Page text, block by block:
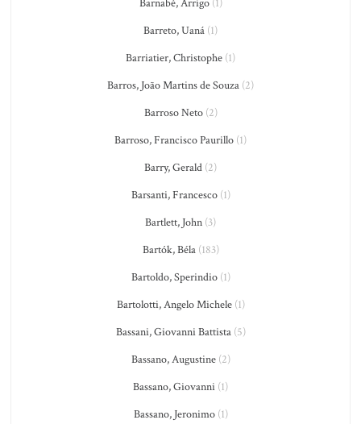
Barnabé, Arrigo(1)
Barreto, Uaná (1)
Barriatier, Christophe (1)
Barros, João Martins de Souza (2)
Barroso Neto(2)
Barroso, Francisco Paurillo (1)
Barry, Gerald (2)
Barsanti, Francesco(1)
Bartlett, John (3)
Bartók, Béla(183)
Bartoldo, Sperindio(1)
Bartolotti, Angelo Michele(1)
Bassani, Giovanni Battista(5)
Bassano, Augustine(2)
Bassano, Giovanni (1)
Bassano, Jeronimo(1)